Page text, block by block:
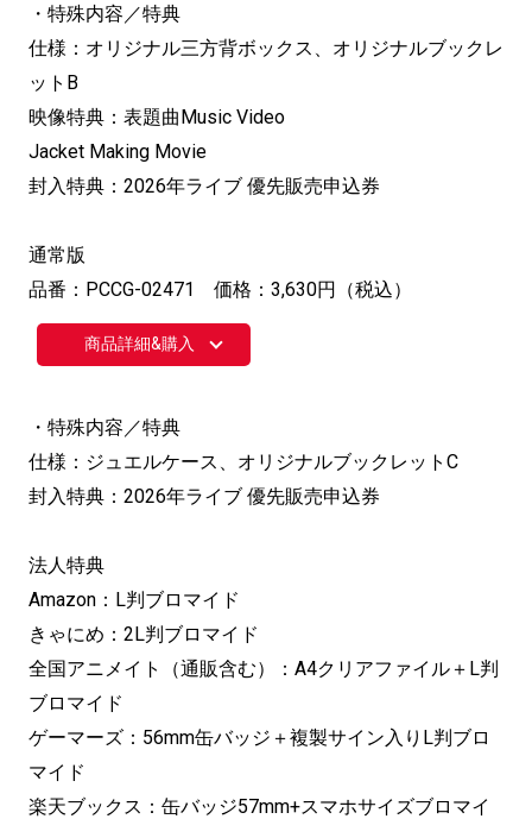
・特殊内容／特典
仕様：オリジナル三方背ボックス、オリジナルブックレ
ットB
映像特典：表題曲Music Video
Jacket Making Movie
封入特典：2026年ライブ 優先販売申込券
通常版
品番：PCCG-02471 価格：3,630円（税込）
商品詳細&購入
・特殊内容／特典
仕様：ジュエルケース、オリジナルブックレットC
封入特典：2026年ライブ 優先販売申込券
法人特典
Amazon：L判ブロマイド
きゃにめ：2L判ブロマイド
全国アニメイト（通販含む）：A4クリアファイル＋L判
ブロマイド
ゲーマーズ：56mm缶バッジ＋複製サイン入りL判ブロ
マイド
楽天ブックス：缶バッジ57mm+スマホサイズブロマイ